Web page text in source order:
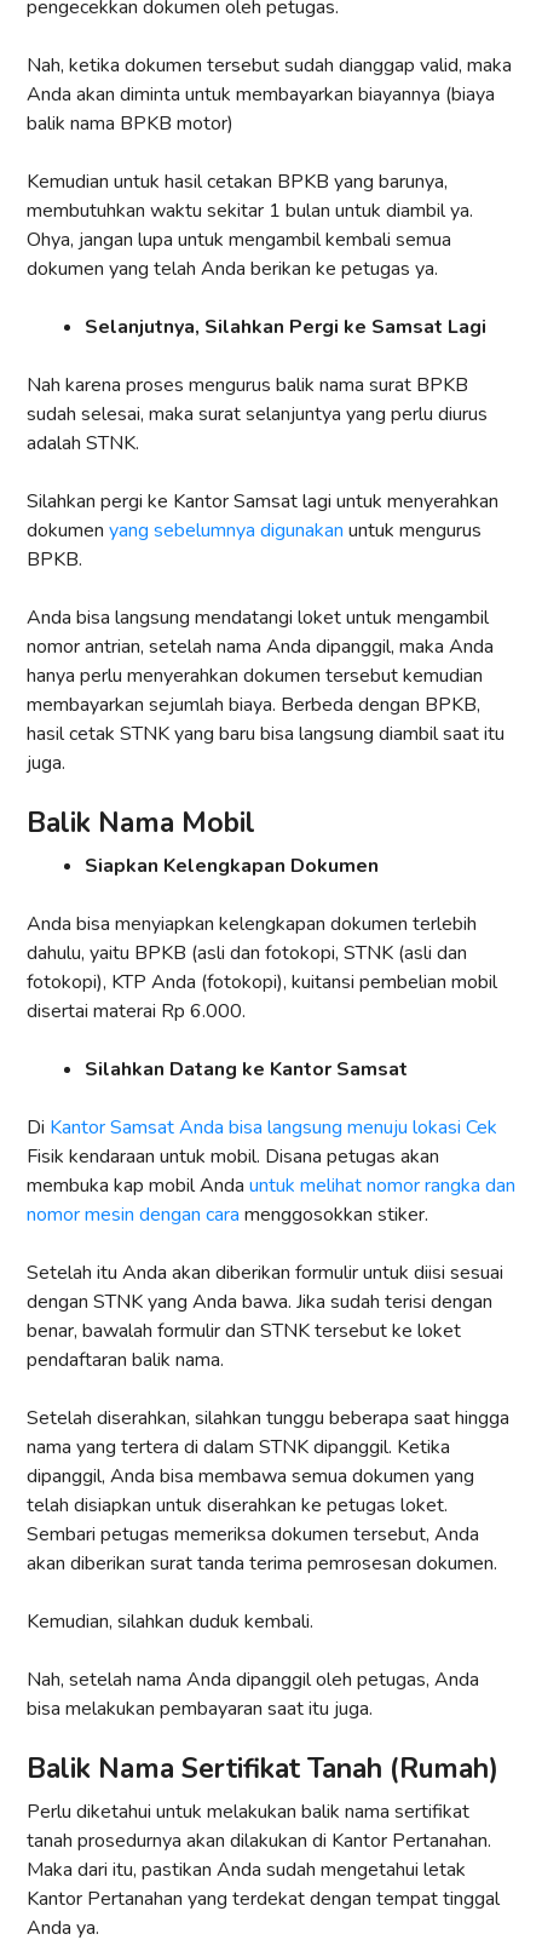
pengecekkan dokumen oleh petugas.
Nah, ketika dokumen tersebut sudah dianggap valid, maka
Anda akan diminta untuk membayarkan biayannya (biaya
balik nama BPKB motor)
Kemudian untuk hasil cetakan BPKB yang barunya,
membutuhkan waktu sekitar 1 bulan untuk diambil ya.
Ohya, jangan lupa untuk mengambil kembali semua
dokumen yang telah Anda berikan ke petugas ya.
Selanjutnya, Silahkan Pergi ke Samsat Lagi
Nah karena proses mengurus balik nama surat BPKB
sudah selesai, maka surat selanjuntya yang perlu diurus
adalah STNK.
Silahkan pergi ke Kantor Samsat lagi untuk menyerahkan
dokumen yang sebelumnya digunakan untuk mengurus
BPKB.
Anda bisa langsung mendatangi loket untuk mengambil
nomor antrian, setelah nama Anda dipanggil, maka Anda
hanya perlu menyerahkan dokumen tersebut kemudian
membayarkan sejumlah biaya. Berbeda dengan BPKB,
hasil cetak STNK yang baru bisa langsung diambil saat itu
juga.
Balik Nama Mobil
Siapkan Kelengkapan Dokumen
Anda bisa menyiapkan kelengkapan dokumen terlebih
dahulu, yaitu BPKB (asli dan fotokopi, STNK (asli dan
fotokopi), KTP Anda (fotokopi), kuitansi pembelian mobil
disertai materai Rp 6.000.
Silahkan Datang ke Kantor Samsat
Di Kantor Samsat Anda bisa langsung menuju lokasi Cek
Fisik kendaraan untuk mobil. Disana petugas akan
membuka kap mobil Anda untuk melihat nomor rangka dan
nomor mesin dengan cara menggosokkan stiker.
Setelah itu Anda akan diberikan formulir untuk diisi sesuai
dengan STNK yang Anda bawa. Jika sudah terisi dengan
benar, bawalah formulir dan STNK tersebut ke loket
pendaftaran balik nama.
Setelah diserahkan, silahkan tunggu beberapa saat hingga
nama yang tertera di dalam STNK dipanggil. Ketika
dipanggil, Anda bisa membawa semua dokumen yang
telah disiapkan untuk diserahkan ke petugas loket.
Sembari petugas memeriksa dokumen tersebut, Anda
akan diberikan surat tanda terima pemrosesan dokumen.
Kemudian, silahkan duduk kembali.
Nah, setelah nama Anda dipanggil oleh petugas, Anda
bisa melakukan pembayaran saat itu juga.
Balik Nama Sertifikat Tanah (Rumah)
Perlu diketahui untuk melakukan balik nama sertifikat
tanah prosedurnya akan dilakukan di Kantor Pertanahan.
Maka dari itu, pastikan Anda sudah mengetahui letak
Kantor Pertanahan yang terdekat dengan tempat tinggal
Anda ya.